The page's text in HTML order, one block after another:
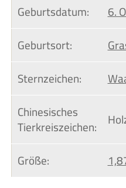
Geburtsdatum:
6.
Geburtsort:
Sternzeichen:
Chinesisches
Tierkreiszeichen:
Größe: